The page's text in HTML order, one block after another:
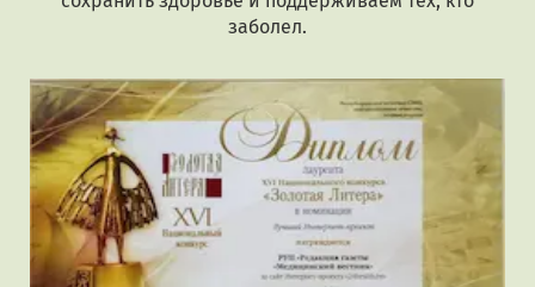
заболел.